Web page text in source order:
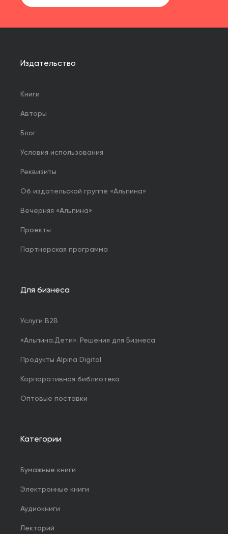
Издательство
Книги
Авторы
Блог
Условия использования
Реквизиты
Об издательской группе «Альпина»
Вечерняя «Альпина»
Проекты
Партнерская программа
Для бизнеса
Услуги B2B
«Альпина.Дети». Решения для Бизнеса
Продукты Alpina Digital
Корпоративная библиотека
Оптовые поставки
Категории
Бумажные книги
Электронные книги
Аудиокниги
Лекторий